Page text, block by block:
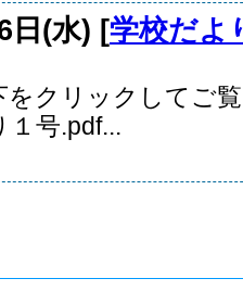
日(水) [学校だよ
をクリックして
１号.pdf...